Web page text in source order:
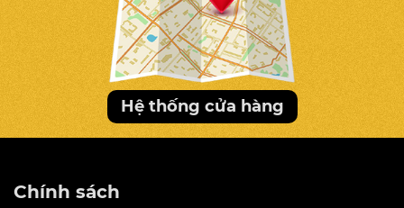
to, lực massage mạnh mẽ và độ nhấn, miết sâu
hơn so với các dòng dành cho dân văn phòng
hoặc người cao tuổi.
Da PU cao cấp chống cháy nổ
Khung Massage SL có chiều dài 135cm
Hệ thống con lăn 5D di chuyển từ cổ vai
16 túi khí từ vai – tay – bắp chân
Hệ thống cửa hàng
Chính sách